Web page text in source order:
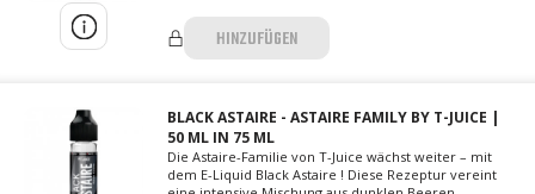
HINZUFÜGEN
BLACK ASTAIRE - ASTAIRE FAMILY BY T-JUICE |
50 ML IN 75 ML
Die Astaire-Familie von T-Juice wächst weiter – mit
dem E-Liquid Black Astaire ! Diese Rezeptur vereint